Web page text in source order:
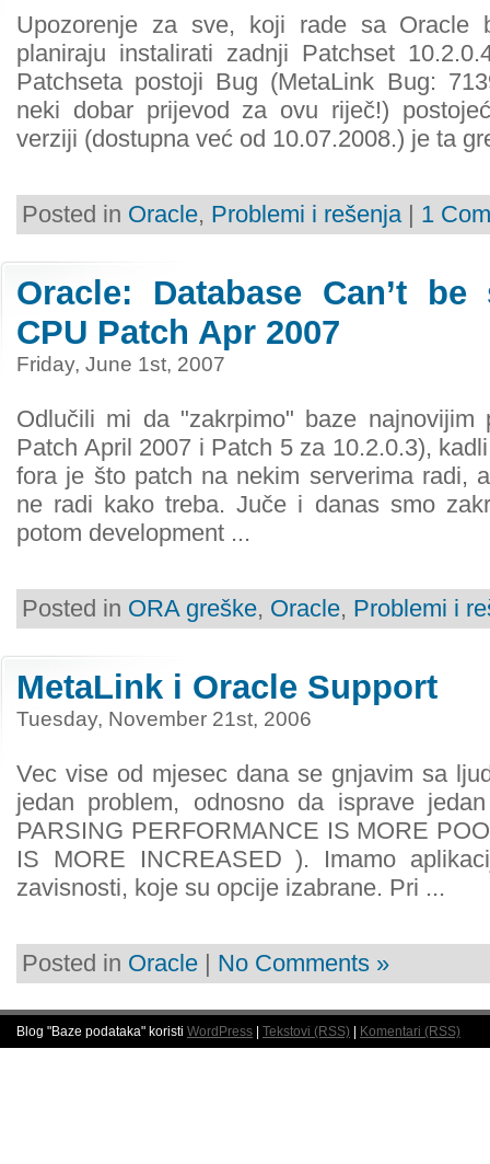
Upozorenje za sve, koji rade sa Oracle
planiraju instalirati zadnji Patchset
Patchseta postoji Bug (MetaLink Bug:
neki dobar prijevod za ovu riječ!)
verziji (dostupna već od 10.07.2008.) je ta
Posted in Oracle, Problemi i rešenja| 1
Oracle: Database Can’t
CPU Patch Apr 2007
Friday, June 1st, 2007
Odlučili mi da "zakrpimo" baze najnovijim
Patch April 2007 i Patch 5 za 10.2.0.3),
fora je što patch na nekim serverima radi,
ne radi kako treba. Juče i danas smo
potom development ...
Posted in ORA greške, Oracle, Problemi i
MetaLink i Oracle Support
Tuesday, November 21st, 2006
Vec vise od mjesec dana se gnjavim sa
jedan problem, odnosno da isprave
PARSING PERFORMANCE IS MORE
IS MORE INCREASED ). Imamo
zavisnosti, koje su opcije izabrane. Pri ...
Posted in Oracle | No Comments »
Blog "Baze podataka" koristi WordPress Tekstovi (RSS) Komentari (RSS)